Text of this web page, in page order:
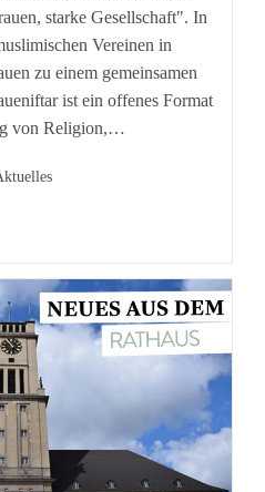
starke Gesellschaft". In
Vereinen in
zu einem gemeinsamen
ist ein offenes Format
von Religion,…